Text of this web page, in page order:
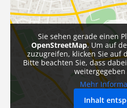
Sie sehen gerade einen
OpenStreetMap. Um auf
zuzugreifen, klicken Sie auf
Bitte beachten Sie, dass
Mehr
Inhalt